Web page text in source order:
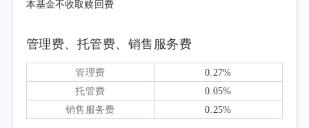
收的精细化，资金价格逐步引导至围绕政策利
从低点回升约5BP。短端信用债收益率总体下
行，信用利差压缩至历史低位。总体来看，二
季度短端资产在资金面平稳的呵护下，表现出
较强的防御属性与扎实的票息配置价值。
操作方面，报告期内本基金以同业存单、
本基金不收取赎回费
管理费、托管费、销售服务费
管理费
0.27%
托管费
0.05%
销售服务费
0.25%